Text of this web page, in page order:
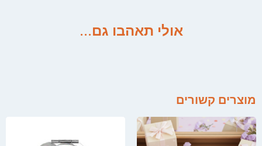
אולי תאהבו גם...
מוצרים קשורים